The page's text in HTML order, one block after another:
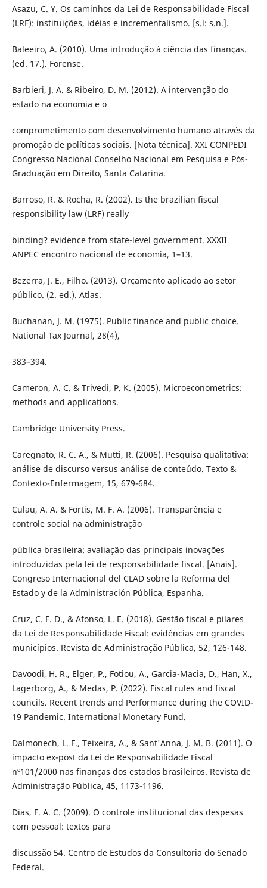
Asazu, C. Y. Os caminhos da Lei de Responsabilidade Fiscal
(LRF): instituições, idéias e incrementalismo. [s.l: s.n.].
Baleeiro, A. (2010). Uma introdução à ciência das finanças.
(ed. 17.). Forense.
Barbieri, J. A. & Ribeiro, D. M. (2012). A intervenção do
estado na economia e o
comprometimento com desenvolvimento humano através da
promoção de políticas sociais. [Nota técnica]. XXI CONPEDI
Congresso Nacional Conselho Nacional em Pesquisa e Pós-
Graduação em Direito, Santa Catarina.
Barroso, R. & Rocha, R. (2002). Is the brazilian fiscal
responsibility law (LRF) really
binding? evidence from state-level government. XXXII
ANPEC encontro nacional de economia, 1–13.
Bezerra, J. E., Filho. (2013). Orçamento aplicado ao setor
público. (2. ed.). Atlas.
Buchanan, J. M. (1975). Public finance and public choice.
National Tax Journal, 28(4),
383–394.
Cameron, A. C. & Trivedi, P. K. (2005). Microeconometrics:
methods and applications.
Cambridge University Press.
Caregnato, R. C. A., & Mutti, R. (2006). Pesquisa qualitativa:
análise de discurso versus análise de conteúdo. Texto &
Contexto-Enfermagem, 15, 679-684.
Culau, A. A. & Fortis, M. F. A. (2006). Transparência e
controle social na administração
pública brasileira: avaliação das principais inovações
introduzidas pela lei de responsabilidade fiscal. [Anais].
Congreso Internacional del CLAD sobre la Reforma del
Estado y de la Administración Pública, Espanha.
Cruz, C. F. D., & Afonso, L. E. (2018). Gestão fiscal e pilares
da Lei de Responsabilidade Fiscal: evidências em grandes
municípios. Revista de Administração Pública, 52, 126-148.
Davoodi, H. R., Elger, P., Fotiou, A., Garcia-Macia, D., Han, X.,
Lagerborg, A., & Medas, P. (2022). Fiscal rules and fiscal
councils. Recent trends and Performance during the COVID-
19 Pandemic. International Monetary Fund.
Dalmonech, L. F., Teixeira, A., & Sant'Anna, J. M. B. (2011). O
impacto ex-post da Lei de Responsabilidade Fiscal
nº101/2000 nas finanças dos estados brasileiros. Revista de
Administração Pública, 45, 1173-1196.
Dias, F. A. C. (2009). O controle institucional das despesas
com pessoal: textos para
discussão 54. Centro de Estudos da Consultoria do Senado
Federal.